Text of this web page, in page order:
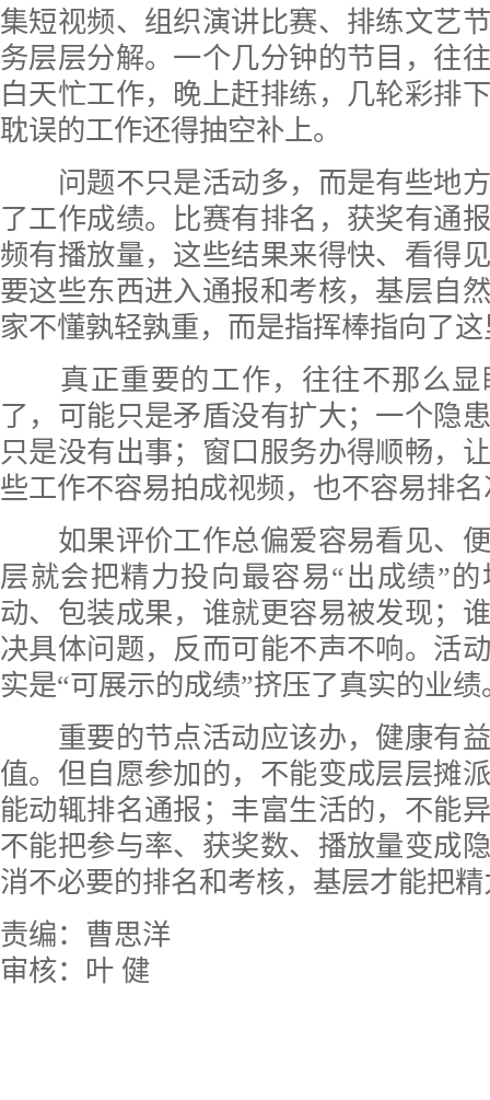
集短视频、组织演讲比赛、排练文艺
务层层分解。一个几分钟的节目，往
白天忙工作，晚上赶排练，几轮彩排
耽误的工作还得抽空补上。
问题不只是活动多，而是有些地方
了工作成绩。比赛有排名，获奖有通
频有播放量，这些结果来得快、看得
要这些东西进入通报和考核，基层自
家不懂孰轻孰重，而是指挥棒指向了
真正重要的工作，往往不那么显
了，可能只是矛盾没有扩大；一个隐
只是没有出事；窗口服务办得顺畅，
些工作不容易拍成视频，也不容易排
如果评价工作总偏爱容易看见、便
层就会把精力投向最容易“出成绩”
动、包装成果，谁就更容易被发现；
决具体问题，反而可能不声不响。活
实是“可展示的成绩”挤压了真实的业绩
重要的节点活动应该办，健康有益
值。但自愿参加的，不能变成层层摊
能动辄排名通报；丰富生活的，不能
不能把参与率、获奖数、播放量变成
消不必要的排名和考核，基层才能把
责编：曹思洋
审核：叶 健